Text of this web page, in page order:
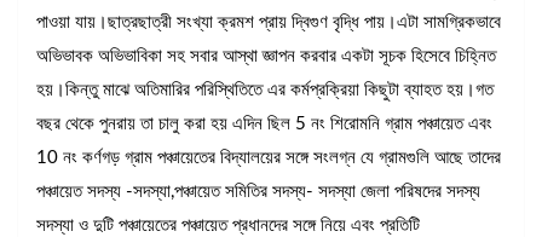
পাওয়া যায়।ছাত্রছাত্রী সংখ্যা ক্রমশ প্রায় দ্বিগুণ বৃদ্ধি পায়।এটা সামগ্রিকভাবে
অভিভাবক অভিভাবিকা সহ সবার আস্থা জ্ঞাপন করবার একটা সূচক হিসেবে চিহ্নিত
হয়।কিন্তু মাঝে অতিমারির পরিস্থিতিতে এর কর্মপ্রক্রিয়া কিছুটা ব্যাহত হয়।গত
বছর থেকে পুনরায় তা চালু করা হয় এদিন ছিল 5 নং শিরোমনি গ্রাম পঞ্চায়েত এবং
10 নং কর্ণগড় গ্রাম পঞ্চায়েতের বিদ্যালয়ের সঙ্গে সংলগ্ন যে গ্রামগুলি আছে তাদের
পঞ্চায়েত সদস্য -সদস্যা,পঞ্চায়েত সমিতির সদস্য- সদস্যা জেলা পরিষদের সদস্য
সদস্যা ও দুটি পঞ্চায়েতের পঞ্চায়েত প্রধানদের সঙ্গে নিয়ে এবং প্রতিটি